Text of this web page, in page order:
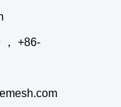
， +86-